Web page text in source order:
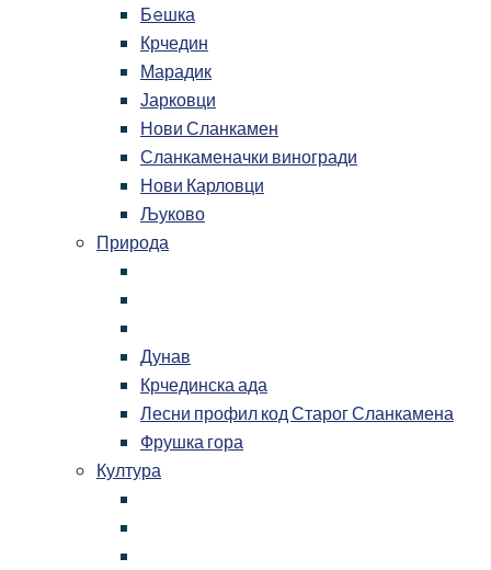
Бeшка
Крчедин
Марадик
Јарковци
Нови Сланкамен
Сланкаменачки виногради
Нови Карловци
Љуково
Природа
Дунав
Крчединска ада
Лесни профил код Старог Сланкамена
Фрушка гора
Култура